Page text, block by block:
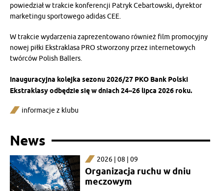
powiedział w trakcie konferencji Patryk Cebartowski, dyrektor
marketingu sportowego adidas CEE.
W trakcie wydarzenia zaprezentowano również film promocyjny
nowej piłki Ekstraklasa PRO stworzony przez internetowych
twórców Polish Ballers.
Inauguracyjna kolejka sezonu 2026/27 PKO Bank Polski
Ekstraklasy odbędzie się w dniach 24–26 lipca 2026 roku.
informacje z klubu
News
2026 | 08 | 09
Organizacja ruchu w dniu
meczowym